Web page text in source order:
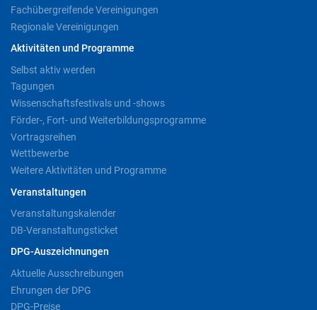
Fachübergreifende Vereinigungen
Regionale Vereinigungen
Aktivitäten und Programme
Selbst aktiv werden
Tagungen
Wissenschaftsfestivals und -shows
Förder-, Fort- und Weiterbildungsprogramme
Vortragsreihen
Wettbewerbe
Weitere Aktivitäten und Programme
Veranstaltungen
Veranstaltungskalender
DB-Veranstaltungsticket
DPG-Auszeichnungen
Aktuelle Ausschreibungen
Ehrungen der DPG
DPG-Preise